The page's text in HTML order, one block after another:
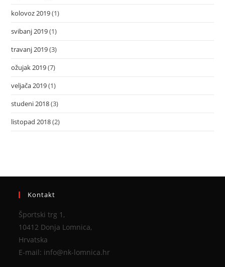
kolovoz 2019(1)
svibanj 2019(1)
travanj 2019(3)
ožujak 2019(7)
veljača 2019(1)
studeni 2018(3)
listopad 2018(2)
Kontakt
Športski trg 1,
10412 Donja Lomnica,
Hrvatska
E-mail: info@nk-lomnica.hr